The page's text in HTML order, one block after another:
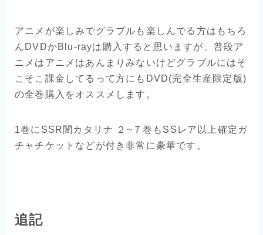
アニメが楽しみでグラブルも楽しんでる方はもちろ
んDVDかBlu-rayは購入すると思いますが、普段ア
ニメはアニメはあんまりみないけどグラブルにはそ
こそこ課金してるって方にもDVD(完全生産限定版)
の全巻購入をオススメします。
1巻にSSR闇カタリナ ２~７巻もSSレア以上確定ガ
チャチケットなどが付き非常に豪華です。
追記